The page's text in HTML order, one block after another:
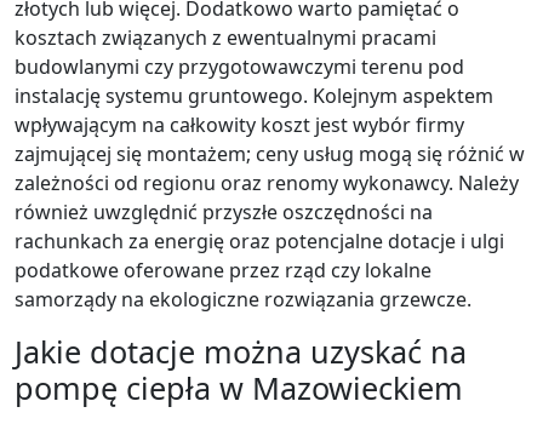
złotych lub więcej. Dodatkowo warto pamiętać o
kosztach związanych z ewentualnymi pracami
budowlanymi czy przygotowawczymi terenu pod
instalację systemu gruntowego. Kolejnym aspektem
wpływającym na całkowity koszt jest wybór firmy
zajmującej się montażem; ceny usług mogą się różnić w
zależności od regionu oraz renomy wykonawcy. Należy
również uwzględnić przyszłe oszczędności na
rachunkach za energię oraz potencjalne dotacje i ulgi
podatkowe oferowane przez rząd czy lokalne
samorządy na ekologiczne rozwiązania grzewcze.
Jakie dotacje można uzyskać na
pompę ciepła w Mazowieckiem